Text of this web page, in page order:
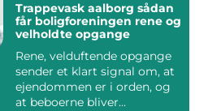
Trappevask aalborg sådan
får boligforeningen rene og
velholdte opgange
Rene, velduftende opgange
sender et klart signal om, at
ejendommen er i orden, og
at beboerne bliver...